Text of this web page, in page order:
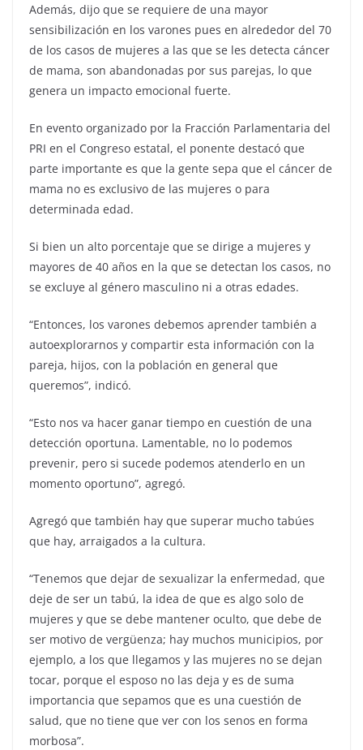
Además, dijo que se requiere de una mayor
sensibilización en los varones pues en alrededor del 70
de los casos de mujeres a las que se les detecta cáncer
de mama, son abandonadas por sus parejas, lo que
genera un impacto emocional fuerte.
En evento organizado por la Fracción Parlamentaria del
PRI en el Congreso estatal, el ponente destacó que
parte importante es que la gente sepa que el cáncer de
mama no es exclusivo de las mujeres o para
determinada edad.
Si bien un alto porcentaje que se dirige a mujeres y
mayores de 40 años en la que se detectan los casos, no
se excluye al género masculino ni a otras edades.
“Entonces, los varones debemos aprender también a
autoexplorarnos y compartir esta información con la
pareja, hijos, con la población en general que
queremos”, indicó.
“Esto nos va hacer ganar tiempo en cuestión de una
detección oportuna. Lamentable, no lo podemos
prevenir, pero si sucede podemos atenderlo en un
momento oportuno”, agregó.
Agregó que también hay que superar mucho tabúes
que hay, arraigados a la cultura.
“Tenemos que dejar de sexualizar la enfermedad, que
deje de ser un tabú, la idea de que es algo solo de
mujeres y que se debe mantener oculto, que debe de
ser motivo de vergüenza; hay muchos municipios, por
ejemplo, a los que llegamos y las mujeres no se dejan
tocar, porque el esposo no las deja y es de suma
importancia que sepamos que es una cuestión de
salud, que no tiene que ver con los senos en forma
morbosa”.